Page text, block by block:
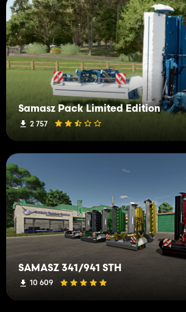
Samasz Pack Limited Edition
2 757
SAMASZ 341/941 STH
10 609